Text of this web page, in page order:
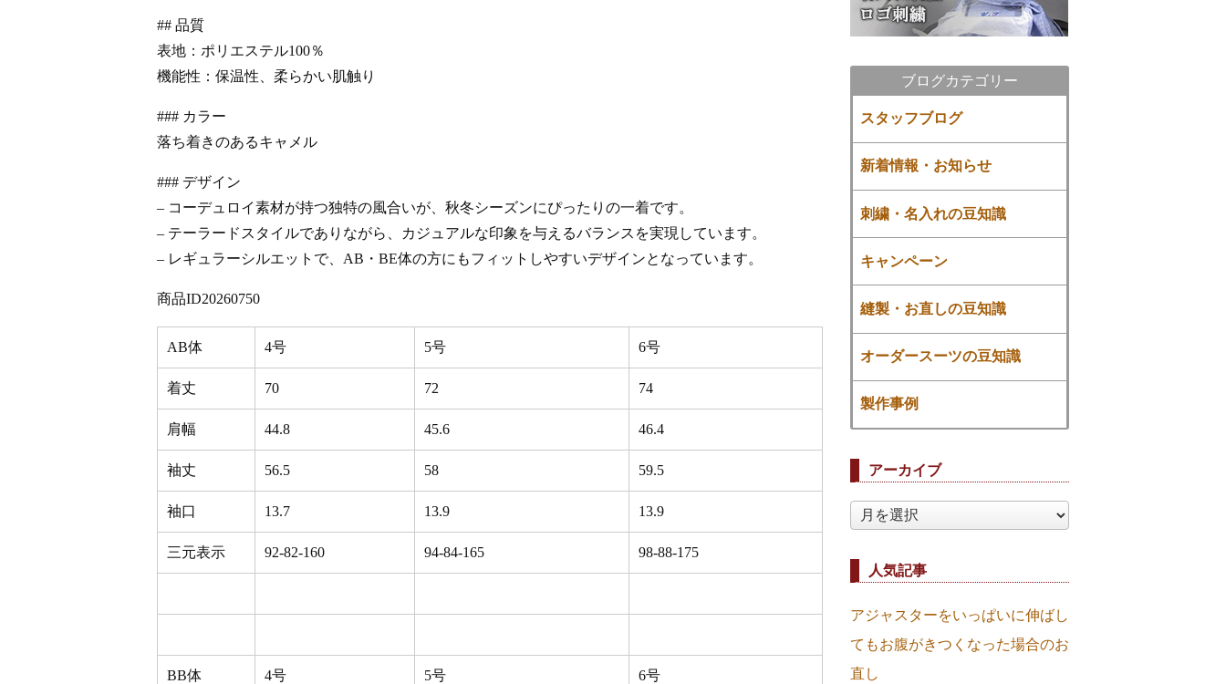
## 品質
表地：ポリエステル100％
機能性：保温性、柔らかい肌触り
### カラー
落ち着きのあるキャメル
### デザイン
– コーデュロイ素材が持つ独特の風合いが、秋冬シーズンにぴったりの一着です。
– テーラードスタイルでありながら、カジュアルな印象を与えるバランスを実現しています。
– レギュラーシルエットで、AB・BE体の方にもフィットしやすいデザインとなっています。
商品ID20260750
AB体 4号 5号 6号
着丈 70 72 74
肩幅 44.8 45.6 46.4
袖丈 56.5 58 59.5
袖口 13.7 13.9 13.9
三元表示 92-82-160 94-84-165 98-88-175
BB体 4号 5号 6号
ブログカテゴリー
スタッフブログ
新着情報・お知らせ
刺繍・名入れの豆知識
キャンペーン
縫製・お直しの豆知識
オーダースーツの豆知識
製作事例
アーカイブ
ア
ー
人気記事
アジャスターをいっぱいに伸ばし
てもお腹がきつくなった場合のお
直し